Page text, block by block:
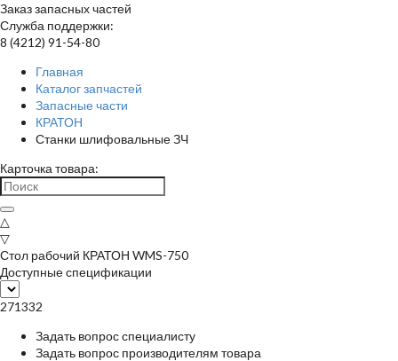
Заказ запасных частей
Служба поддержки:
8 (4212) 91-54-80
Главная
Каталог запчастей
Запасные части
КРАТОН
Станки шлифовальные ЗЧ
Карточка товара:
△
▽
Стол рабочий КРАТОН WMS-750
Доступные спецификации
271332
Задать вопрос специалисту
Задать вопрос производителям товара